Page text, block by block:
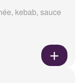
kebab, sauce